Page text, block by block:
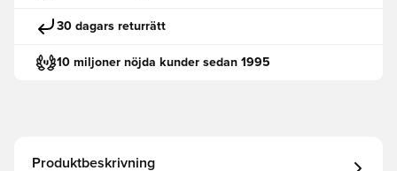
30 dagars returrätt
10 miljoner nöjda kunder sedan 1995
Produktbeskrivning